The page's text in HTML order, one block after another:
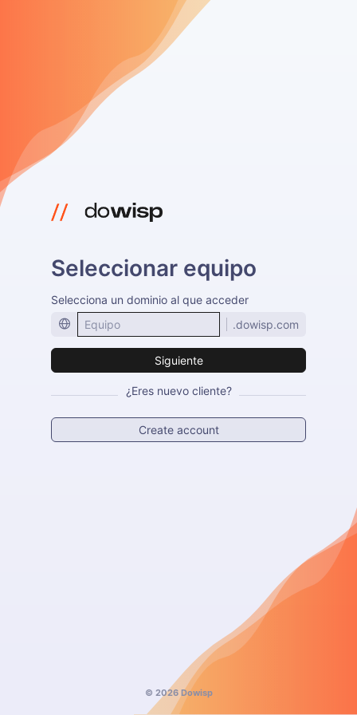
Seleccionar equipo
Selecciona un dominio al que acceder
.dowisp.com
Siguiente
¿Eres nuevo cliente?
Create account
© 2026 Dowisp